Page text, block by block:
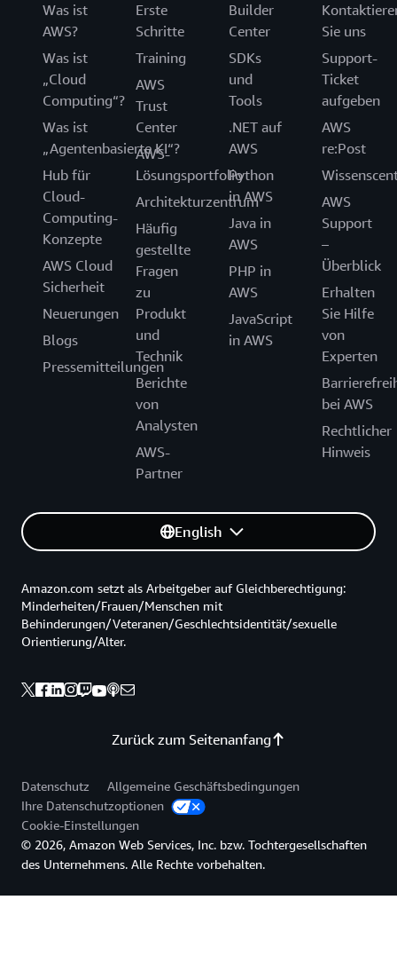
Was ist
AWS?
Was ist
„Cloud
Computing“?
Was ist
„Agentenbasierte KI“?
Hub für
Cloud-
Computing-
Konzepte
AWS Cloud
Sicherheit
Neuerungen
Blogs
Pressemitteilungen
Erste
Schritte
Training
AWS
Trust
Center
AWS-
Lösungsportfolio
Architekturzentrum
Häufig
gestellte
Fragen
zu
Produkt
und
Technik
Berichte
von
Analysten
AWS-
Partner
Builder
Center
SDKs
und
Tools
.NET auf
AWS
Python
in AWS
Java in
AWS
PHP in
AWS
JavaScript
in AWS
Sie uns
Support-
Ticket
aufgeben
AWS
re:Post
AWS
Support
–
Überblick
Erhalten
Sie Hilfe
von
Experten
bei AWS
Rechtlicher
Hinweis
English
Zurück zum Seitenanfang
Amazon.com setzt als Arbeitgeber auf Gleichberechtigung:
Minderheiten/Frauen/Menschen mit
Behinderungen/Veteranen/Geschlechtsidentität/sexuelle
Orientierung/Alter.
Datenschutz
Allgemeine Geschäftsbedingungen
Ihre Datenschutzoptionen
Cookie-Einstellungen
© 2026, Amazon Web Services, Inc. bzw. Tochtergesellschaften
des Unternehmens. Alle Rechte vorbehalten.